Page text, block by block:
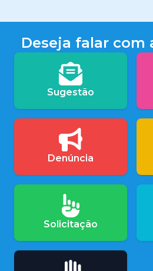
Deseja falar com
Sugestão
Denúncia
Solicitação